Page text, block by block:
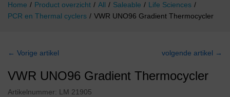
Home / Product overzicht / All / Saleable / Life Sciences /
PCR en Thermal cyclers / VWR UNO96 Gradient Thermocycler
← Vorige artikel volgende artikel →
VWR UNO96 Gradient Thermocycler
Artikelnummer: LM 21905